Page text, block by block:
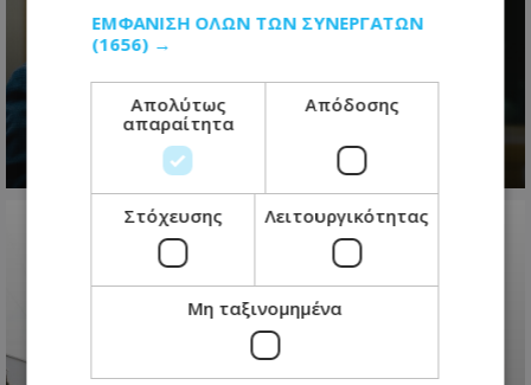
30 χρόνια αναμονής – Η υπόσχεση
του Προεδρου Χριστοδουλίδη για
τους δολοφόνους Ισαάκ και
Σολωμού
08.08.2026 - 21:08
ΕΜΦΆΝΙΣΗ ΌΛΩΝ ΤΩΝ ΣΥΝΕΡΓΑΤΏΝ
(1656) →
Απολύτως
απαραίτητα
Απόδοσης
Στόχευσης Λειτουργικότητας
Μη ταξινομημένα